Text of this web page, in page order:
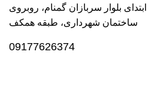
بلوار سربازان گمنام، روبروی
ساختمان شهرداری، طبقه همکف
09177626374